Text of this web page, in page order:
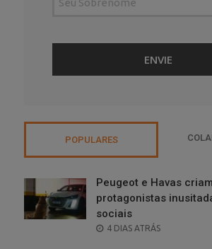
POPULARES
Peugeot e Havas
protagonistas
sociais
POSTED
4 DIAS ATRÁS